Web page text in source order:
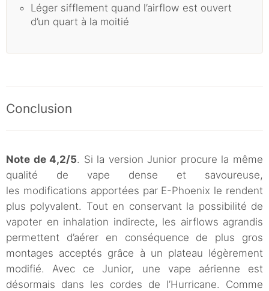
Léger sifflement quand l’airflow est ouvert
d’un quart à la moitié
Conclusion
Note de 4,2/5. Si la version Junior procure la même
qualité de vape dense et savoureuse,
les modifications apportées par E-Phoenix le rendent
plus polyvalent. Tout en conservant la possibilité de
vapoter en inhalation indirecte, les airflows agrandis
permettent d’aérer en conséquence de plus gros
montages acceptés grâce à un plateau légèrement
modifié. Avec ce Junior, une vape aérienne est
désormais dans les cordes de l’Hurricane. Comme